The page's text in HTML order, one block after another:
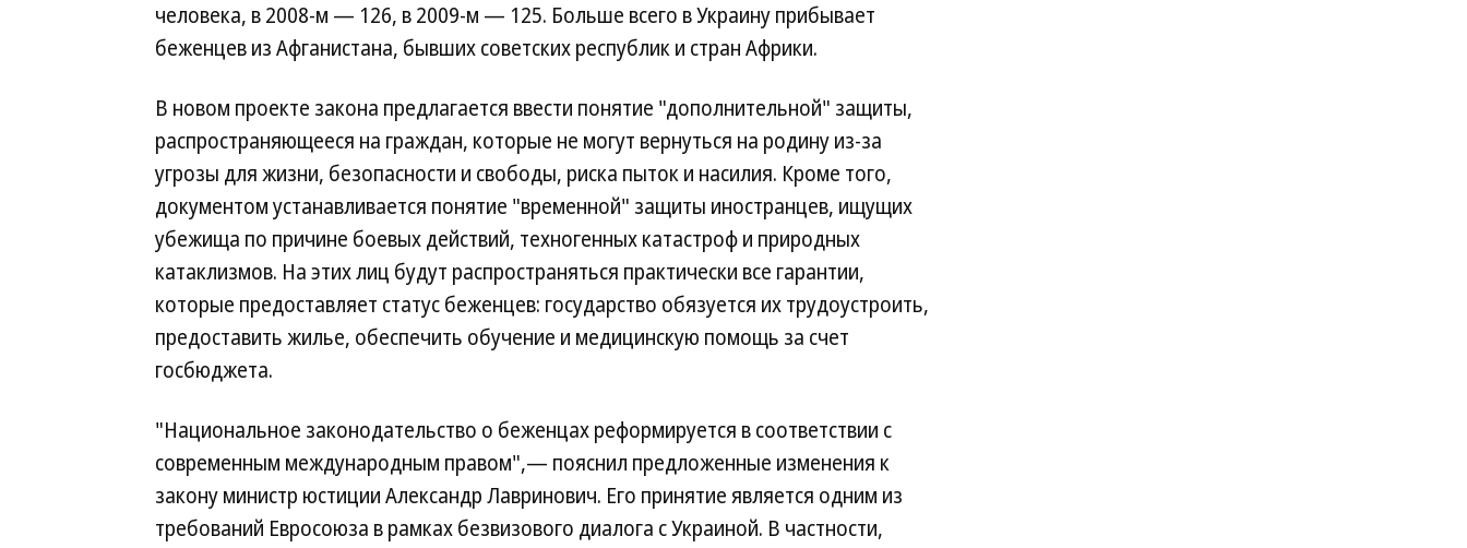
человека, в 2008-м — 126, в 2009-м — 125. Больше всего в Украину прибывает
беженцев из Афганистана, бывших советских республик и стран Африки.
В новом проекте закона предлагается ввести понятие "дополнительной" защиты,
распространяющееся на граждан, которые не могут вернуться на родину из-за
угрозы для жизни, безопасности и свободы, риска пыток и насилия. Кроме того,
документом устанавливается понятие "временной" защиты иностранцев, ищущих
убежища по причине боевых действий, техногенных катастроф и природных
катаклизмов. На этих лиц будут распространяться практически все гарантии,
которые предоставляет статус беженцев: государство обязуется их трудоустроить,
предоставить жилье, обеспечить обучение и медицинскую помощь за счет
госбюджета.
"Национальное законодательство о беженцах реформируется в соответствии с
современным международным правом",— пояснил предложенные изменения к
закону министр юстиции Александр Лавринович. Его принятие является одним из
требований Евросоюза в рамках безвизового диалога с Украиной. В частности,